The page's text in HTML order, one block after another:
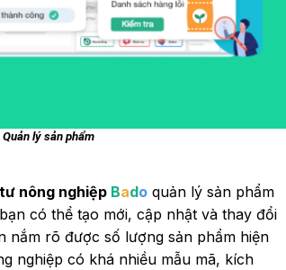
Quản lý sản phẩm
nông nghiệp Bado quản lý sản phẩm
có thể tạo mới, cập nhật và thay đổi
nắm rõ được số lượng sản phẩm hiện
nghiệp có khá nhiều mẫu mã, kích